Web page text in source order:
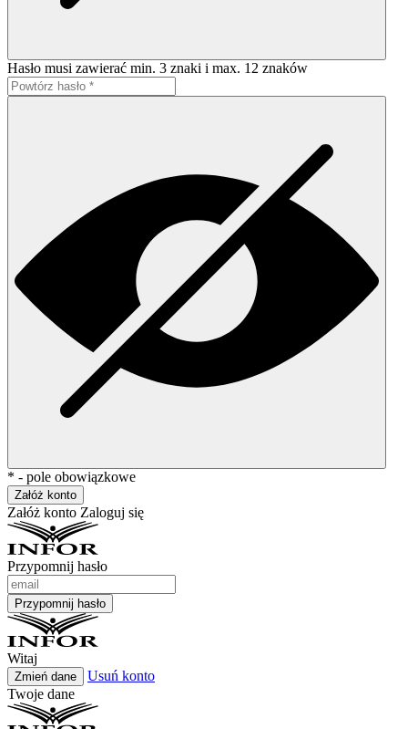
Hasło musi zawierać min. 3 znaki i max. 12 znaków
* - pole obowiązkowe
Załóż konto
Załóż konto Zaloguj się
Przypomnij hasło
Przypomnij hasło
Witaj
Zmień dane
Usuń konto
Twoje dane